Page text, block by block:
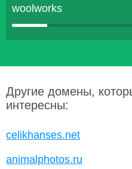
woolworks
Другие домены,
интересны:
celikhanses.net
animalphotos.ru